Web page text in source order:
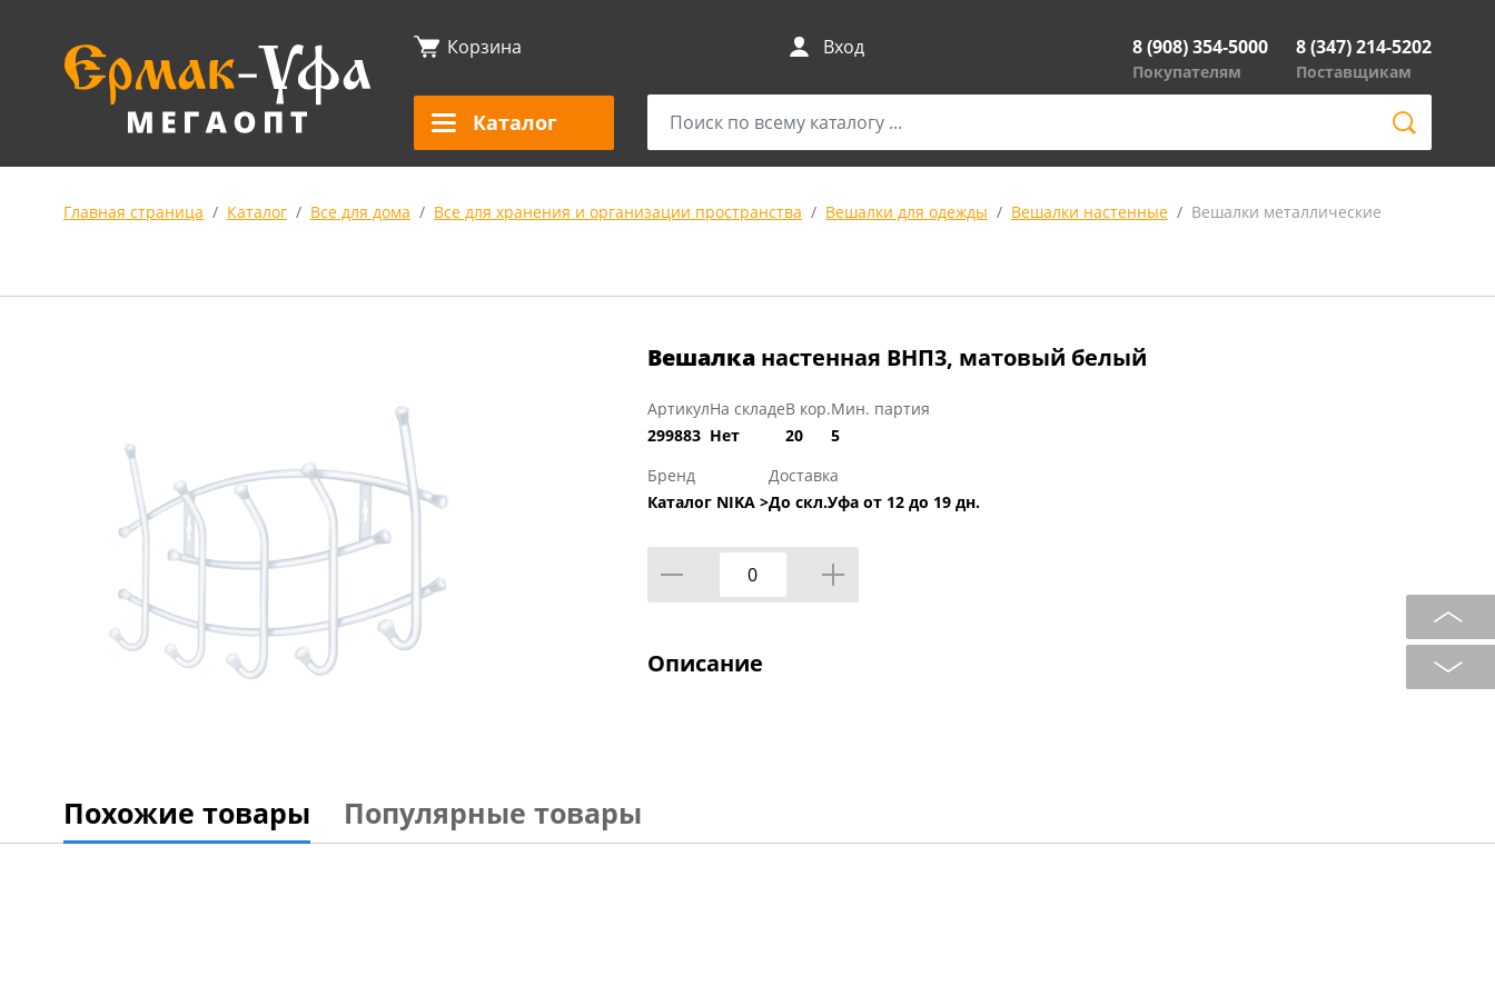
Корзина Вход 8 (908) 354-5000
Покупателям
8 (347) 214-5202
Поставщикам
Каталог
Главная страница Каталог Все для дома Все для хранения и организации пространства Вешалки для одежды Вешалки настенные Вешалки металлические
Вешалка настенная ВНП3, матовый белый
Артикул
299883
На складе
Нет
В кор.
20
Мин. партия
5
Бренд
Каталог NIKA >
Доставка
До скл.Уфа от 12 до 19 дн.
Описание
Похожие товары Популярные товары